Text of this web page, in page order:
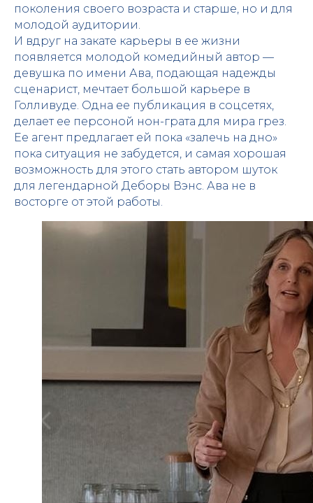
поколения своего возраста и старше, но и для
молодой аудитории.
И вдруг на закате карьеры в ее жизни
появляется молодой комедийный автор —
девушка по имени Ава, подающая надежды
сценарист, мечтает большой карьере в
Голливуде. Одна ее публикация в соцсетях,
делает ее персоной нон-грата для мира грез.
Ее агент предлагает ей пока «залечь на дно»
пока ситуация не забудется, и самая хорошая
возможность для этого стать автором шуток
для легендарной Деборы Вэнс. Ава не в
восторге от этой работы.